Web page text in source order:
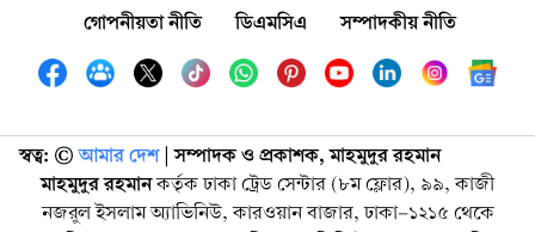
গোপনীয়তা নীতি
ডিএমসিএ সম্পাদকীয় নীতি
স্বত্ব: ©️ আমার দেশ| সম্পাদক ও প্রকাশক, মাহমুদুর রহমান
মাহমুদুর রহমানকর্তৃক ঢাকা ট্রেড সেন্টার (৮ম ফ্লোর), ৯৯, কাজী
নজরুল ইসলাম অ্যাভিনিউ, কারওয়ান বাজার, ঢাকা-১২১৫ থেকে